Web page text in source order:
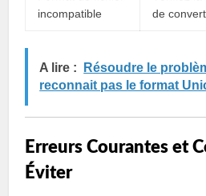
incompatible
de
A lire :
Résoudre le
reconnait pas le format
Erreurs Courantes et
Éviter